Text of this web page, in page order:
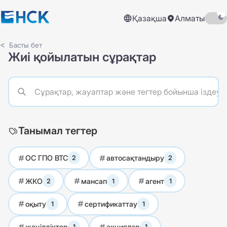
Қазақша Алматы
Басты бет
Жиі қойылатын сұрақтар
Танымал тегтер
ОС ГПО ВТС 2 автосақтандыру 2
ЖКО 2 мансап 1 агент 1
оқыту 1 сертификаттау 1